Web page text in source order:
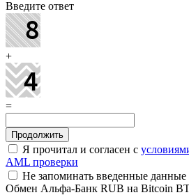
Введите ответ
+
=
Я прочитал и согласен с
AML проверки
Не запоминать введенные данные
Обмен Альфа-Банк RUB на Bitcoin